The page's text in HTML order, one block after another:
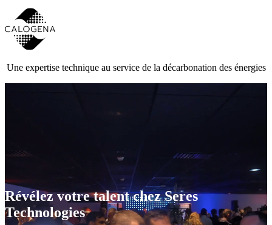
Une expertise technique au service de la décarbonation des énergies
Révélez votre talent chez Seres
Technologies